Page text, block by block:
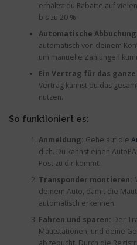
erhältst du Rabatte auf
bis zu 20 %.
Automatische
automatisch von deinem
um manuelle Zahlungen
Ein Vertrag für das ganze
Vertrag kannst du das
nutzen.
So funktioniert es:
Anmeldung: Gehe auf die
dich. Du kannst einen
Post zu dir kommt.
Transponder montieren:
deinem Auto, damit die
automatisch erkennen.
Fahren und sparen: Der
Mautstationen, und deine
abgebucht. Durch die